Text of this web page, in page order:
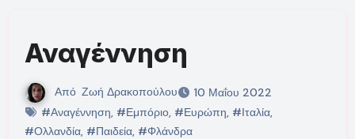
Αναγέννηση
Από Ζωή Δρακοπούλου
10 Μαΐου 2022
#Αναγέννηση, #Εμπόριο, #Ευρώπη, #Ιταλία,
#Ολλανδία, #Παιδεία, #Φλάνδρα